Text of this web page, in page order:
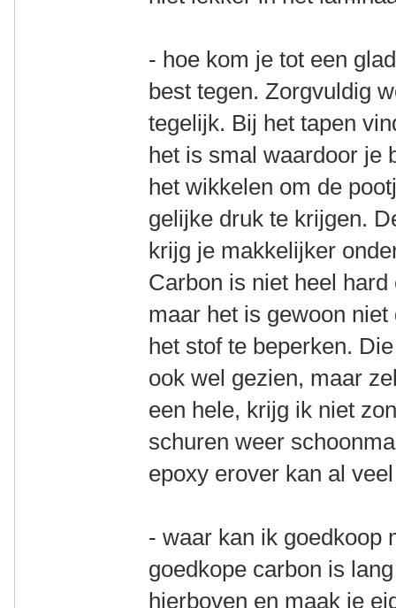
- hoe kom je tot een
best tegen. Zorgvuldig
tegelijk. Bij het tapen
het is smal waardoor je
het wikkelen om de
gelijke druk te krijgen.
krijg je makkelijker
Carbon is niet heel
maar het is gewoon
het stof te beperken.
ook wel gezien, maar
een hele, krijg ik niet
schuren weer
epoxy erover kan al
- waar kan ik goedkoop
goedkope carbon is
hierboven en maak je